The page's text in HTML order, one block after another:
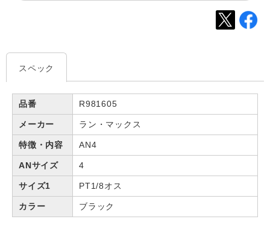
スペック
品番 R981605
メーカー ラン・マックス
特徴・内容 AN4
ANサイズ 4
サイズ1 PT1/8オス
カラー ブラック